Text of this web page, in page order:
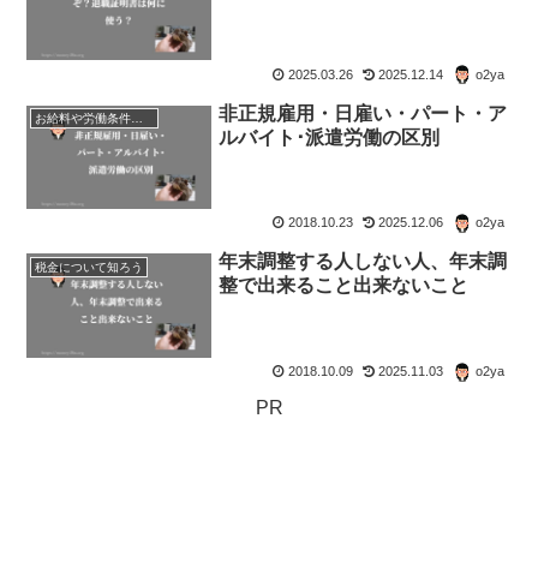
2025.03.26 2025.12.14 o2ya
お給料や労働条件について知ろう
非正規雇用・日雇い・パート・ア
ルバイト･派遣労働の区別
2018.10.23 2025.12.06 o2ya
税金について知ろう
年末調整する人しない人、年末調
整で出来ること出来ないこと
2018.10.09 2025.11.03 o2ya
PR